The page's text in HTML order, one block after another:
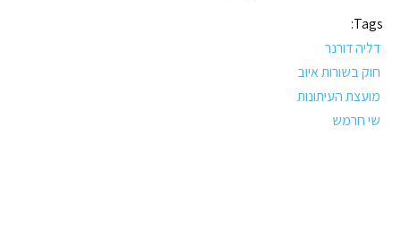
Tags:
דליה דורנר
חוק בשורות איוב
מועצת העיתונות
שי חרמש